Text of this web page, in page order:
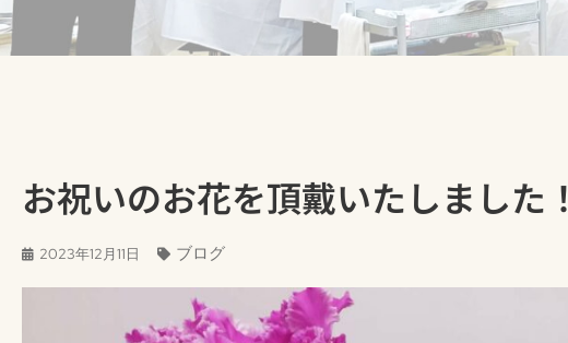
お祝いのお花を頂戴いたしました！
2023年12月11日 ブログ